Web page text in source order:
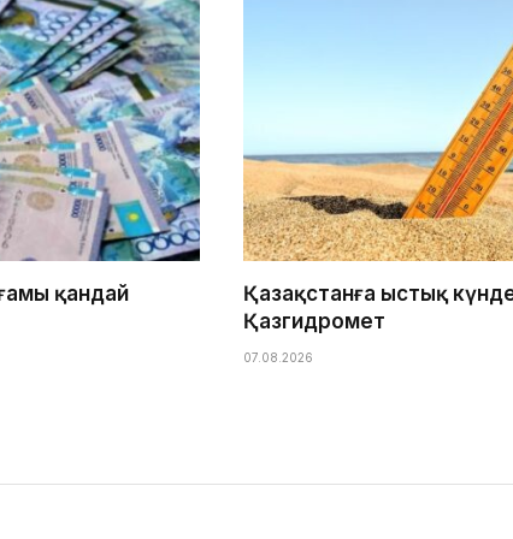
қандай
Қазақстанға ыстық
Қазгидромет
07.08.2026